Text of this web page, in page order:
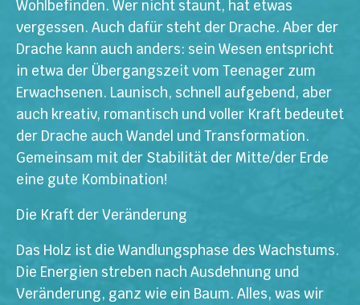
Wohlbefinden. Wer nicht staunt, hat etwas
vergessen. Auch dafür steht der Drache. Aber der
Drache kann auch anders: sein Wesen entspricht
in etwa der Übergangszeit vom Teenager zum
Erwachsenen. Launisch, schnell aufgebend, aber
auch kreativ, romantisch und voller Kraft bedeutet
der Drache auch Wandel und Transformation.
Gemeinsam mit der Stabilität der Mitte/der Erde
eine gute Kombination!
Die Kraft der Veränderung
Das Holz ist die Wandlungsphase des Wachstums.
Die Energien streben nach Ausdehnung und
Veränderung, ganz wie ein Baum. Alles, was wir